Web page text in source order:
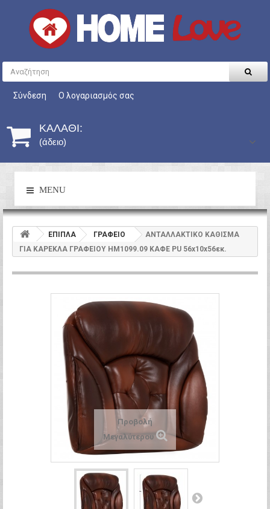
Σύνδεση Ο λογαριασμός σας
ΚΑΛΆΘΙ:
(άδειο)
MENU
ΕΠΙΠΛΑ ΓΡΑΦΕΙΟ
ΑΝΤΑΛΛΑΚΤΙΚO ΚΑΘΙΣΜΑ
ΓΙΑ ΚΑΡΕΚΛΑ ΓΡΑΦΕΙΟΥ HM1099.09 ΚΑΦΕ PU 56x10x56εκ.
Προβολή
Μεγαλύτερου